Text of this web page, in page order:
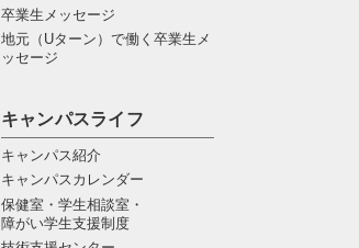
卒業生メッセージ
地元（Uターン）で働く卒業生メ
ッセージ
キャンパスライフ
キャンパス紹介
キャンパスカレンダー
保健室・学生相談室・
障がい学生支援制度